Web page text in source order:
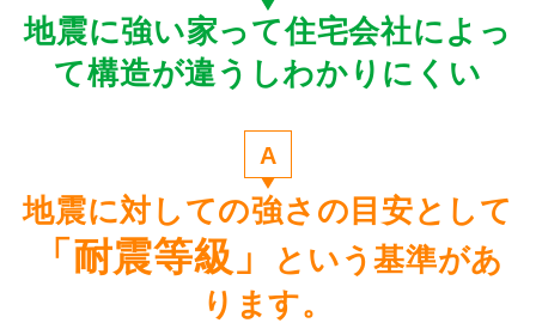
地震に強い家って住宅会社によっ
て構造が違うしわかりにくい
A
地震に対しての強さの目安として
「耐震等級」
という基準があ
ります。